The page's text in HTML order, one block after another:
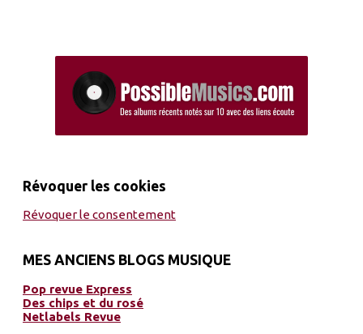
Révoquer les cookies
Révoquer le consentement
MES ANCIENS BLOGS MUSIQUE
Pop revue Express
Des chips et du rosé
Netlabels Revue